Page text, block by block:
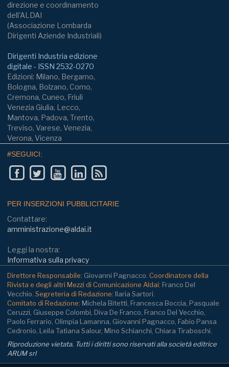
direzione e coordinamento
dell'ALDAI
(Associazione Lombarda
Dirigenti Aziende Industriali)
Dirigenti Industria edizione
digitale - ISSN 2532-0270
Edizioni: Milano, Bergamo,
Bologna, Bolzano, Como,
Cremona, Cuneo, Friuli
Venezia Giulia, Lecco,
Mantova, Padova, Trento,
Treviso, Varese, Venezia,
Verona, Vicenza
#SEGUICI:
PER INSERZIONI PUBBLICITARIE
Contattare:
amministrazione@aldai.it
Leggi la nostra:
Informativa sulla privacy
Direttore Responsabile: Giovanni Pagnacco. Coordinatore della
Rivista e degli altri Mezzi di Comunicazione Aldai: Franco Del
Vecchio. Segreteria di Redazione: Ilaria Sartori.
Comitato di Redazione: Michela Bitetti, Francesca Boccia, Pasquale
Ceruzzi, Giuseppe Colombi, Diva De Franco, Franco Del Vecchio,
Paolo Ferrario, Olimpia Lamanna, Giovanni Pagnacco, Fabio Pansa
Cedronio, Leila Tatiana Salour, Mino Schianchi, Chiara Tiraboschi.
Riproduzione vietata. Tutti i diritti sono riservati alla società editrice
ARUM srl